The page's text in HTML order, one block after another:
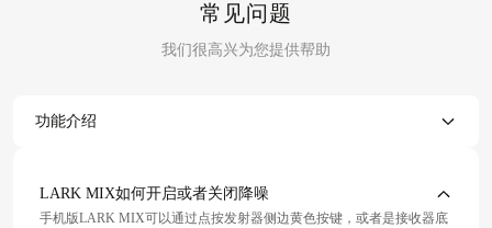
常见问题
我们很高兴为您提供帮助
功能介绍
LARK MIX如何开启或者关闭降噪
手机版LARK MIX可以通过点按发射器侧边黄色按键，或者是接收器底